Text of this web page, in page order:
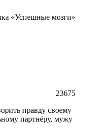
«Успешные мозги»
23675